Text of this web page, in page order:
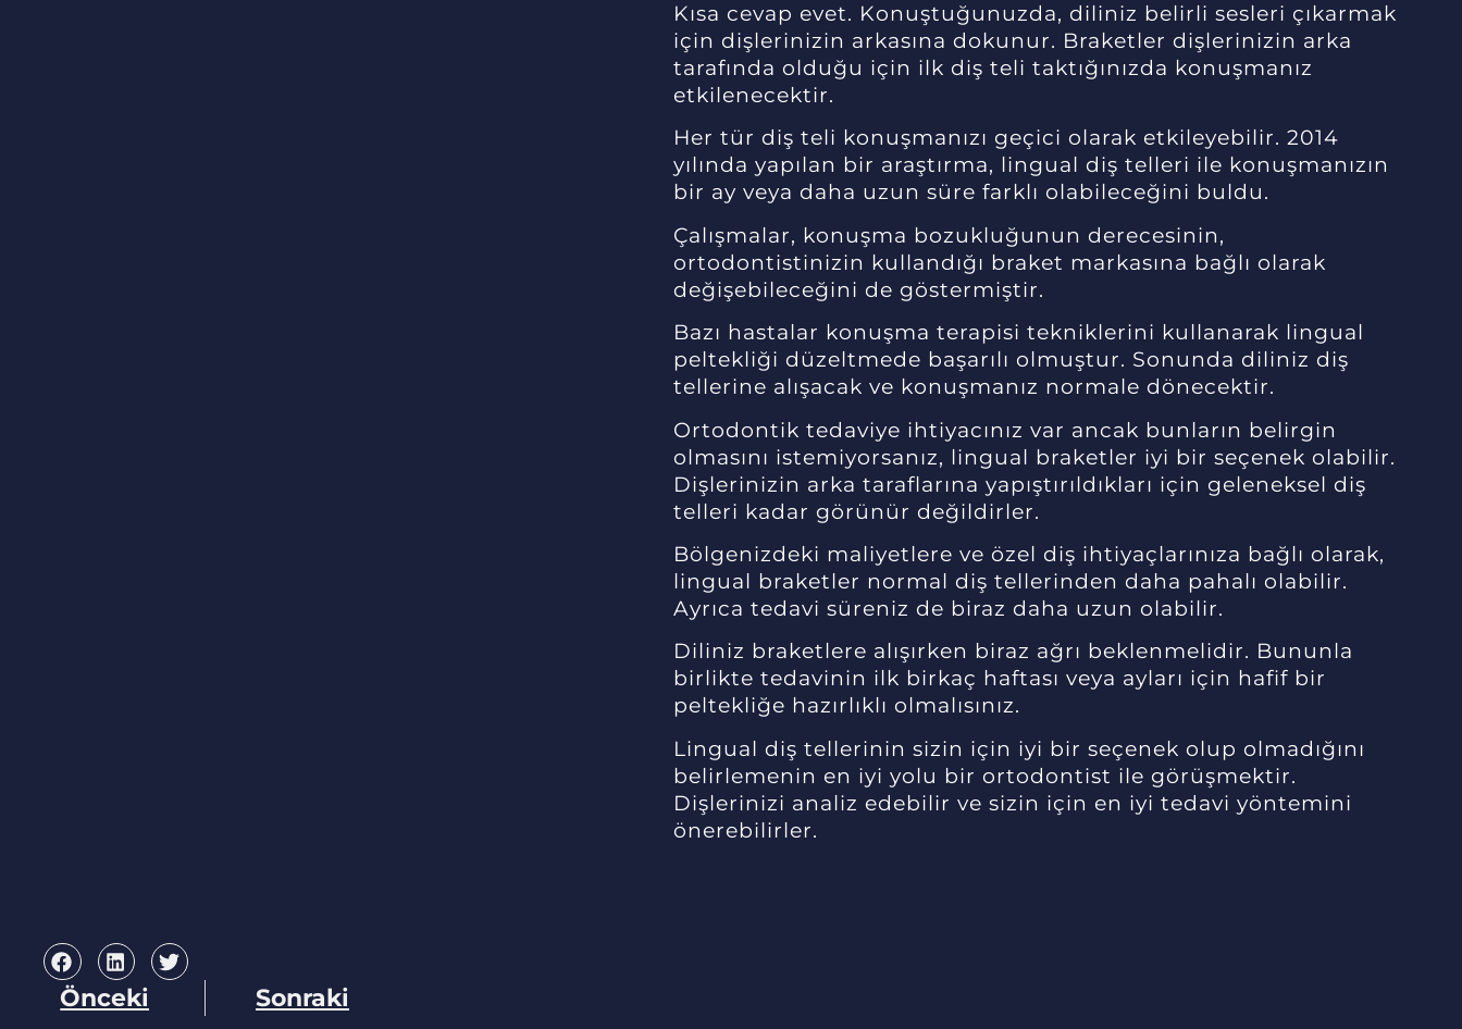
Kısa cevap evet. Konuştuğunuzda, diliniz belirli sesleri çıkarmak
için dişlerinizin arkasına dokunur. Braketler dişlerinizin arka
tarafında olduğu için ilk diş teli taktığınızda konuşmanız
etkilenecektir.
Her tür diş teli konuşmanızı geçici olarak etkileyebilir. 2014
yılında yapılan bir araştırma, lingual diş telleri ile konuşmanızın
bir ay veya daha uzun süre farklı olabileceğini buldu.
Çalışmalar, konuşma bozukluğunun derecesinin,
ortodontistinizin kullandığı braket markasına bağlı olarak
değişebileceğini de göstermiştir.
Bazı hastalar konuşma terapisi tekniklerini kullanarak lingual
peltekliği düzeltmede başarılı olmuştur. Sonunda diliniz diş
tellerine alışacak ve konuşmanız normale dönecektir.
Ortodontik tedaviye ihtiyacınız var ancak bunların belirgin
olmasını istemiyorsanız, lingual braketler iyi bir seçenek olabilir.
Dişlerinizin arka taraflarına yapıştırıldıkları için geleneksel diş
telleri kadar görünür değildirler.
Bölgenizdeki maliyetlere ve özel diş ihtiyaçlarınıza bağlı olarak,
lingual braketler normal diş tellerinden daha pahalı olabilir.
Ayrıca tedavi süreniz de biraz daha uzun olabilir.
Diliniz braketlere alışırken biraz ağrı beklenmelidir. Bununla
birlikte tedavinin ilk birkaç haftası veya ayları için hafif bir
peltekliğe hazırlıklı olmalısınız.
Lingual diş tellerinin sizin için iyi bir seçenek olup olmadığını
belirlemenin en iyi yolu bir ortodontist ile görüşmektir.
Dişlerinizi analiz edebilir ve sizin için en iyi tedavi yöntemini
önerebilirler.
Önceki Sonraki